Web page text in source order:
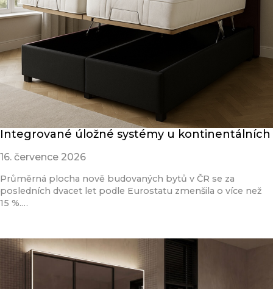
Integrované úložné systémy u kontinentálních
16. července 2026
Průměrná plocha nově budovaných bytů v ČR se za
posledních dvacet let podle Eurostatu zmenšila o více než
15 %.…